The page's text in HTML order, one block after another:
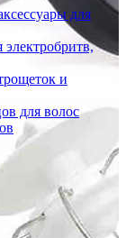
для
электробритв,
и
для волос